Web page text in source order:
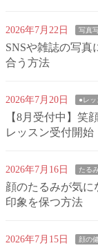
2026年7月22日 写真
SNSや雑誌の写真
合う方法
2026年7月20日 ●レ
【8月受付中】笑
レッスン受付開始
2026年7月16日 たる
顔のたるみが気に
印象を保つ方法
2026年7月15日 顔の